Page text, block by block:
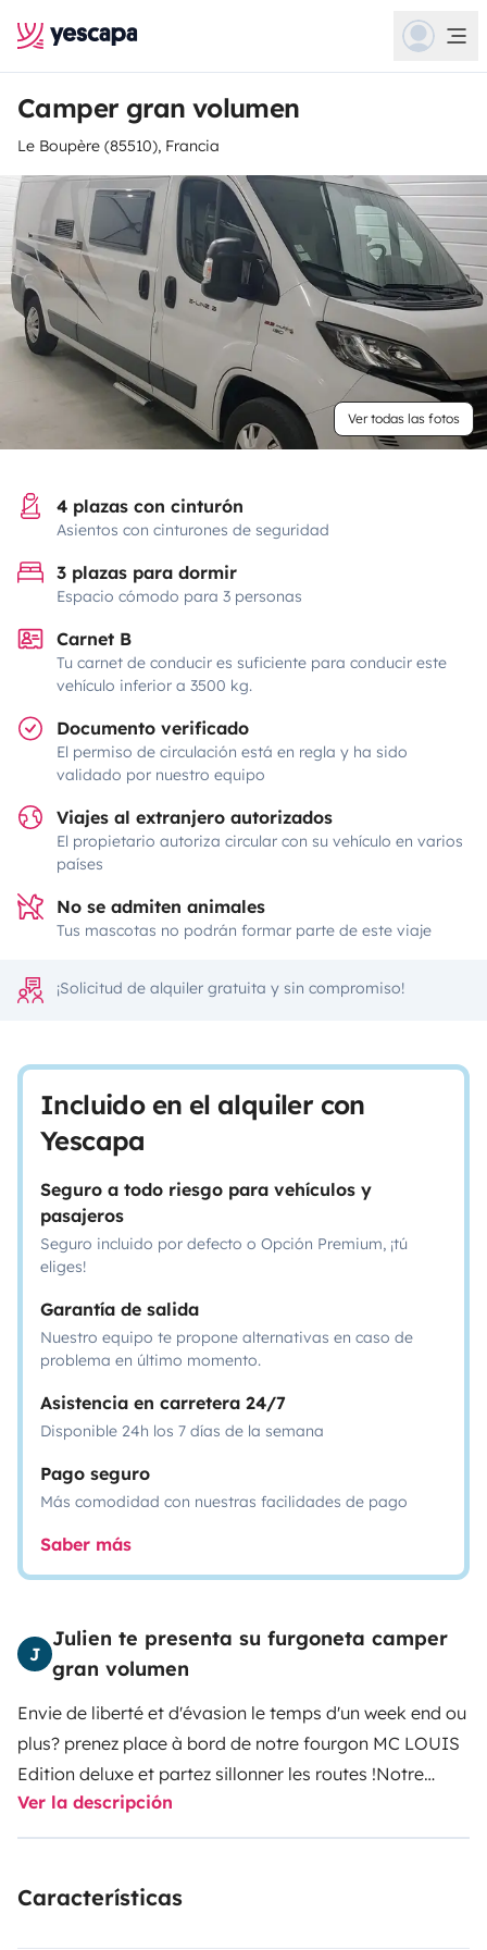
Camper gran volumen
Le Boupère (85510), Francia
Ver todas las fotos
4 plazas con cinturón
Asientos con cinturones de seguridad
3 plazas para dormir
Espacio cómodo para 3 personas
Carnet B
Tu carnet de conducir es suficiente para conducir este
vehículo inferior a 3500 kg.
Documento verificado
El permiso de circulación está en regla y ha sido
validado por nuestro equipo
Viajes al extranjero autorizados
El propietario autoriza circular con su vehículo en varios
países
No se admiten animales
Tus mascotas no podrán formar parte de este viaje
¡Solicitud de alquiler gratuita y sin compromiso!
Incluido en el alquiler con
Yescapa
Seguro a todo riesgo para vehículos y
pasajeros
Seguro incluido por defecto o Opción Premium, ¡tú
eliges!
Garantía de salida
Nuestro equipo te propone alternativas en caso de
problema en último momento.
Asistencia en carretera 24/7
Disponible 24h los 7 días de la semana
Pago seguro
Más comodidad con nuestras facilidades de pago
Saber más
J
Julien te presenta su furgoneta camper
gran volumen
Envie de liberté et d'évasion le temps d'un week end ou
plus? prenez place à bord de notre fourgon MC LOUIS
Edition deluxe et partez sillonner les routes !Notre
fourgon est loué tout équipé à savoir :
couverts pour 4 personnes, ustensiles de cuisine- table
144*190 + lit dinette pour enfant (protections matelas +
Ver la descripción
Características